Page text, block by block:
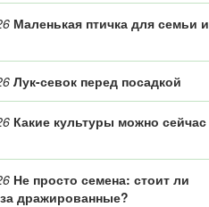
Маленькая птичка для семьи и
Лук-севок перед посадкой
Какие культуры можно сейчас
Не просто семена: стоит ли
дражированные?